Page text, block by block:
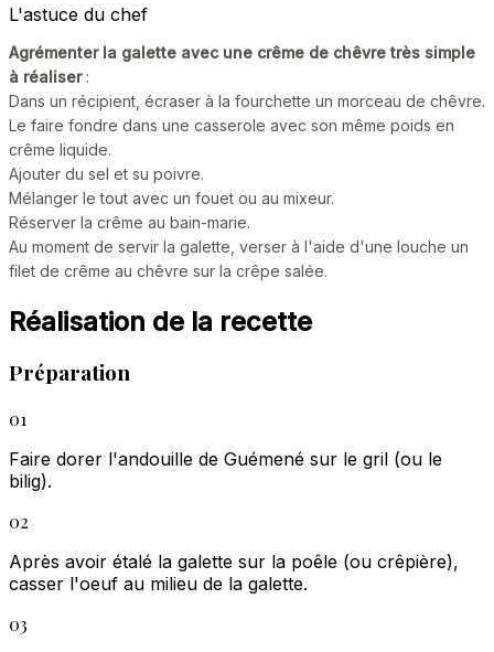
L'astuce du chef
Agrémenter la galette avec une crême de chêvre très simple
à réaliser:
Dans un récipient, écraser à la fourchette un morceau de chêvre.
Le faire fondre dans une casserole avec son même poids en
crême liquide.
Ajouter du sel et su poivre.
Mélanger le tout avec un fouet ou au mixeur.
Réserver la crême au bain-marie.
Au moment de servir la galette, verser à l'aide d'une louche un
filet de crême au chêvre sur la crêpe salée.
Réalisation de la recette
Préparation
01
Faire dorer l'andouille de Guémené sur le gril (ou le
bilig).
02
Après avoir étalé la galette sur la poêle (ou crêpière),
casser l'oeuf au milieu de la galette.
03